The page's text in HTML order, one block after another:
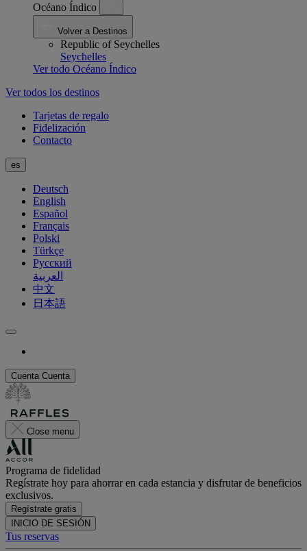
Océano Índico
Volver a Destinos
Republic of Seychelles
Seychelles
Ver todo Océano Índico
Ver todos los destinos
Tarjetas de regalo
Fidelización
Contacto
es
Deutsch
English
Español
Français
Polski
Türkçe
Русский
العربية
中文
日本語
Cuenta Cuenta
Close menu
Programa de fidelidad
Regístrate hoy para ahorrar en cada estancia y disfrutar de beneficios
exclusivos.
Regístrate gratis
INICIO DE SESIÓN
Tus reservas